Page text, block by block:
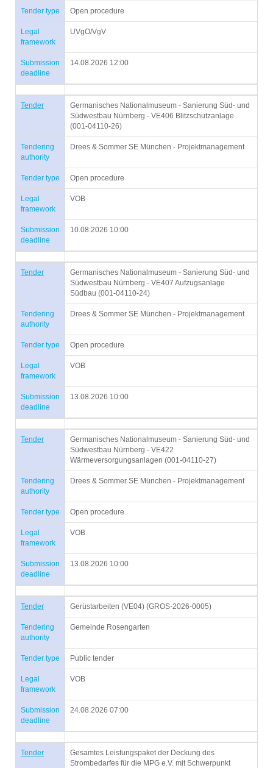
Tender type Open procedure
Legal
framework
UVgO/VgV
Submission
deadline
14.08.2026 12:00
Tender
Germanisches Nationalmuseum - Sanierung Süd- und
Südwestbau Nürnberg - VE406 Blitzschutzanlage
(001-04110-26)
Tendering
authority
Drees & Sommer SE München - Projektmanagement
Tender type Open procedure
Legal
framework
VOB
Submission
deadline
10.08.2026 10:00
Tender
Germanisches Nationalmuseum - Sanierung Süd- und
Südwestbau Nürnberg - VE407 Aufzugsanlage
Südbau (001-04110-24)
Tendering
authority
Drees & Sommer SE München - Projektmanagement
Tender type Open procedure
Legal
framework
VOB
Submission
deadline
13.08.2026 10:00
Tender
Germanisches Nationalmuseum - Sanierung Süd- und
Südwestbau Nürnberg - VE422
Wärmeversorgungsanlagen (001-04110-27)
Tendering
authority
Drees & Sommer SE München - Projektmanagement
Tender type Open procedure
Legal
framework
VOB
Submission
deadline
13.08.2026 10:00
Tender Gerüstarbeiten (VE04) (GROS-2026-0005)
Tendering
authority
Gemeinde Rosengarten
Tender type Public tender
Legal
framework
VOB
Submission
deadline
24.08.2026 07:00
Tender
Gesamtes Leistungspaket der Deckung des
Strombedarfes für die MPG e.V. mit Schwerpunkt